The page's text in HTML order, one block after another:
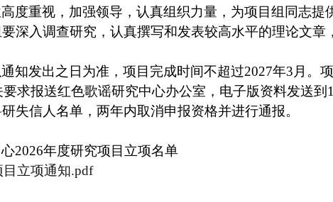
度重视，加强领导，认真组织力量，为项目组同志提
深入调查研究，认真撰写和发表较高水平的理论文
知发出之日为准，项目完成时间不超过2027年3月。
求报送红色歌谣研究中心办公室，电子版资料发送到
失信人名单，两年内取消申报资格并进行通报。
2026年度研究项目立项名单
立项通知.pdf